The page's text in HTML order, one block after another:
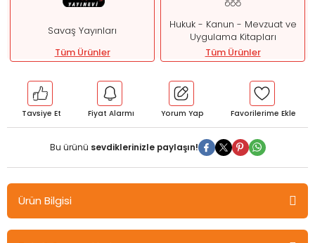
Savaş Yayınları
Tüm Ürünler
Hukuk - Kanun - Mevzuat ve
Uygulama Kitapları
Tüm Ürünler
Tavsiye Et Fiyat Alarmı Yorum Yap
Bu ürünü sevdiklerinizle paylaşın!
Ürün Bilgisi
Savaş Son Değişikliklerle TC Anayasası Savaş Yayınları